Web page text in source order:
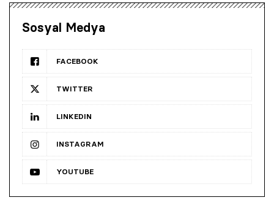
Sosyal Medya
FACEBOOK
TWITTER
LINKEDIN
INSTAGRAM
YOUTUBE